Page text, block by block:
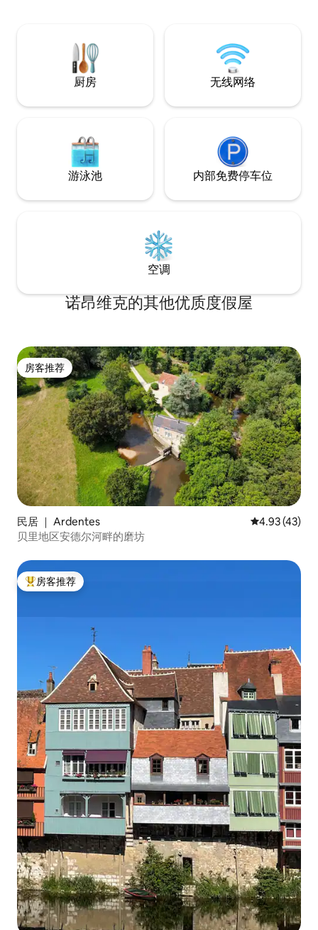
巾。
厨房 无线网络
游泳池 内部免费停车位
空调
诺昂维克的其他优质度假屋
房客推荐
房客推荐
民居 ｜ Ardentes 平均评分
4.93 (43)
贝里地区安德尔河畔的磨坊
热门「房客推荐」
房客推荐